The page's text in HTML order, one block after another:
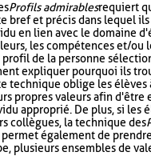
Profils admirablesrequiert
bref et précis dans lequel
en lien avec le domaine
les compétences et/ou
de la personne
expliquer pourquoi ils
technique oblige les élèves
propres valeurs afin d'être
approprié. De plus, si les
collègues, la technique des
également de
plusieurs ensembles de